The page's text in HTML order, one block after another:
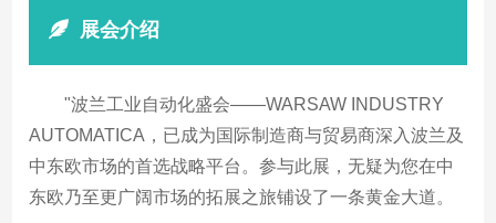
展会介绍
"波兰工业自动化盛会——WARSAW INDUSTRY
AUTOMATICA，已成为国际制造商与贸易商深入波兰及
中东欧市场的首选战略平台。参与此展，无疑为您在中
东欧乃至更广阔市场的拓展之旅铺设了一条黄金大道。